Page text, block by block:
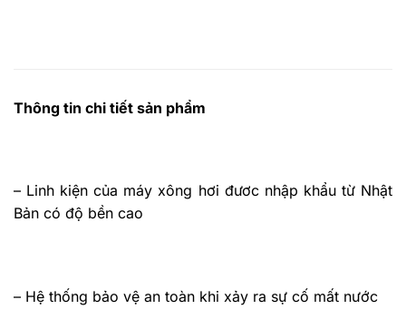
Thông tin chi tiết sản phẩm
– Linh kiện của máy xông hơi đươc nhập khẩu từ Nhật
Bản có độ bền cao
– Hệ thống bảo vệ an toàn khi xảy ra sự cố mất nước